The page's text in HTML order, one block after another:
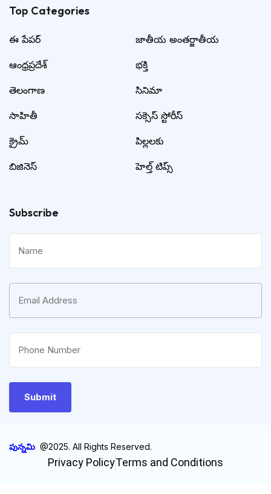
Top Categories​
ఈ పేపర్
ఆంధ్రప్రదేశ్
తెలంగాణ
సాహితీ
క్రైమ్
బిజినెస్
జాతీయ అంతర్జాతీయ
భక్తి
సినిమా
సక్సెస్ స్టోరీస్
పిల్లలకు
హెల్త్ టిప్స్
Subscribe
పున్నమి @2025. All Rights Reserved.
Privacy PolicyTerms and Conditions